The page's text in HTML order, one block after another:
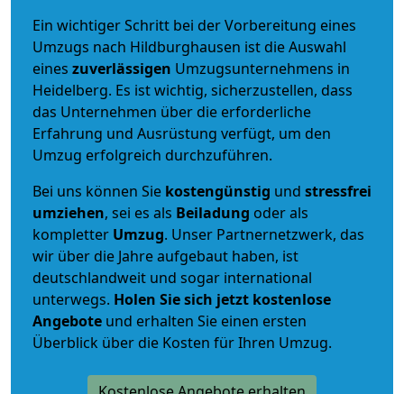
Ein wichtiger Schritt bei der Vorbereitung eines
Umzugs nach Hildburghausen ist die Auswahl
eines zuverlässigen Umzugsunternehmens in
Heidelberg. Es ist wichtig, sicherzustellen, dass
das Unternehmen über die erforderliche
Erfahrung und Ausrüstung verfügt, um den
Umzug erfolgreich durchzuführen.
Bei uns können Sie kostengünstig und stressfrei
umziehen, sei es als Beiladung oder als
kompletter Umzug. Unser Partnernetzwerk, das
wir über die Jahre aufgebaut haben, ist
deutschlandweit und sogar international
unterwegs. Holen Sie sich jetzt kostenlose
Angebote und erhalten Sie einen ersten
Überblick über die Kosten für Ihren Umzug.